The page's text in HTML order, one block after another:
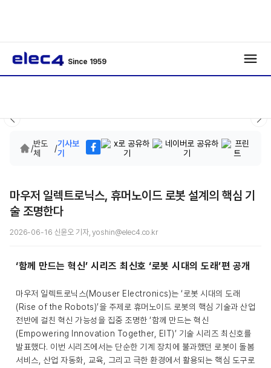
Since 1959
/반도
체
/기사보
기
마우저 일렉트로닉스, 휴머노이드 로봇 설계의 핵심 기
술 조명한다
2026-06-16 신윤오 기자, yoshin@elec4.co.kr
‘함께 만드는 혁신’ 시리즈 최신호 ‘로봇 시대의 도래’편 공개
마우저 일렉트로닉스(Mouser Electronics)는 ‘로봇 시대의 도래
(Rise of the Robots)’을 주제로 휴머노이드 로봇의 핵심 기술과 산업
전반에 걸친 혁신 가능성을 집중 조명한 ‘함께 만드는 혁신
(Empowering Innovation Together, EIT)’ 기술 시리즈 최신호를
발표했다. 이번 시리즈에서는 단순한 기계 장치에 불과했던 로봇이 돌봄
서비스, 산업 자동화, 교육, 그리고 극한 환경에서 활용되는 핵심 도구로